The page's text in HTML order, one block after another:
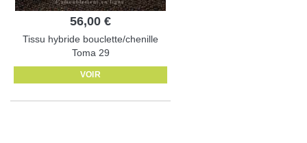
56,00 €
Tissu hybride bouclette/chenille
Toma 29
VOIR